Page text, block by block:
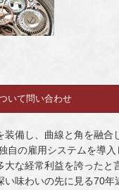
備し、曲線と角を融合
の雇用システムを導
な経常利益を誇ったと
味わいの先に見る70年